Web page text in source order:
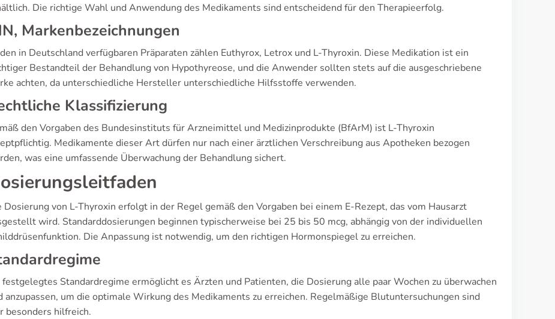
Die richtige Wahl und Anwendung des Medikaments sind entscheidend für den Therapieerfolg.
Markenbezeichnungen
in Deutschland verfügbaren Präparaten zählen Euthyrox, Letrox und L-Thyroxin. Diese Medikation ist ein
Bestandteil der Behandlung von Hypothyreose, und die Anwender sollten stets auf die ausgeschriebene
achten, da unterschiedliche Hersteller unterschiedliche Hilfsstoffe verwenden.
Klassifizierung
den Vorgaben des Bundesinstituts für Arzneimittel und Medizinprodukte (BfArM) ist L-Thyroxin
Medikamente dieser Art dürfen nur nach einer ärztlichen Verschreibung aus Apotheken bezogen
was eine umfassende Überwachung der Behandlung sichert.
Dosierung von L-Thyroxin erfolgt in der Regel gemäß den Vorgaben bei einem E-Rezept, das vom Hausarzt
wird. Standarddosierungen beginnen typischerweise bei 25 bis 50 mcg, abhängig von der individuellen
Die Anpassung ist notwendig, um den richtigen Hormonspiegel zu erreichen.
festgelegtes Standardregime ermöglicht es Ärzten und Patienten, die Dosierung alle paar Wochen zu überwachen
anzupassen, um die optimale Wirkung des Medikaments zu erreichen. Regelmäßige Blutuntersuchungen sind
besonders hilfreich.